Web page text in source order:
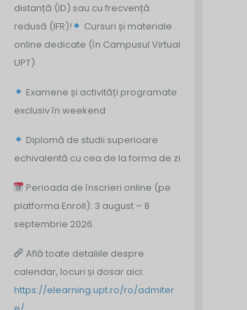
distanță (ID) sau cu frecvență
redusă (IFR)!
Cursuri și materiale
online dedicate (în Campusul Virtual
UPT)
Examene și activități programate
exclusiv în weekend
Diplomă de studii superioare
echivalentă cu cea de la forma de zi
Perioada de înscrieri online (pe
platforma Enroll): 3 august – 8
septembrie 2026.
Află toate detaliile despre
calendar, locuri și dosar aici:
https://elearning.upt.ro/ro/admiter